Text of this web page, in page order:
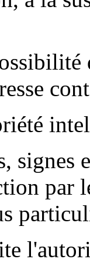
signes
par